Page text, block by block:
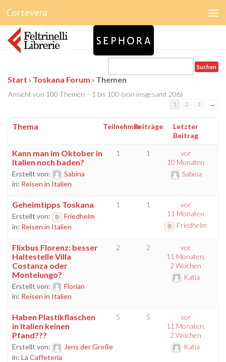
Unter dem Inhalt
Cortevera
THEMEN
Start › Toskana Forum › Themen
Ansicht von 100 Themen – 1 bis 100 (von insgesamt 206)
1 2 3 →
Thema TeilnehmerBeiträge
Letzter
Beitrag
Kann man im Oktober in
Italien noch baden?
Erstellt von:
Sabina
in: Reisen in Italien
1 1
vor
10 Monaten
Sabina
Geheimtipps Toskana
Erstellt von:
Friedhelm
in: Reisen in Italien
1 1
vor
11 Monaten
Friedhelm
Flixbus Florenz: besser
Haltestelle Villa
Costanza oder
Montelungo?
Erstellt von:
Florian
in: Reisen in Italien
2 2
vor
11 Monaten,
2 Wochen
Katia
Haben Plastikflaschen
in Italien keinen
Pfand???
Erstellt von:
Jens der Große
in: La Caffeteria
5 5
vor
11 Monaten,
2 Wochen
Katia